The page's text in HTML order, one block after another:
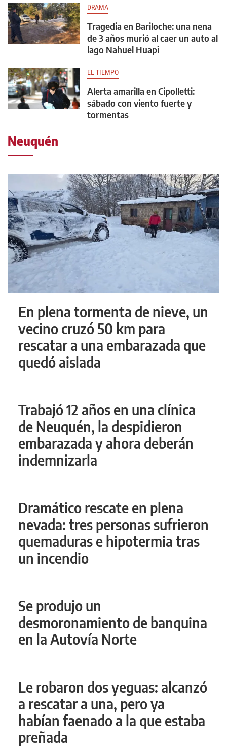
DRAMA
Tragedia en Bariloche: una nena
de 3 años murió al caer un auto al
lago Nahuel Huapi
EL TIEMPO
Alerta amarilla en Cipolletti:
sábado con viento fuerte y
tormentas
Neuquén
En plena tormenta de nieve, un
vecino cruzó 50 km para
rescatar a una embarazada que
quedó aislada
Trabajó 12 años en una clínica
de Neuquén, la despidieron
embarazada y ahora deberán
indemnizarla
Dramático rescate en plena
nevada: tres personas sufrieron
quemaduras e hipotermia tras
un incendio
Se produjo un
desmoronamiento de banquina
en la Autovía Norte
Le robaron dos yeguas: alcanzó
a rescatar a una, pero ya
habían faenado a la que estaba
preñada